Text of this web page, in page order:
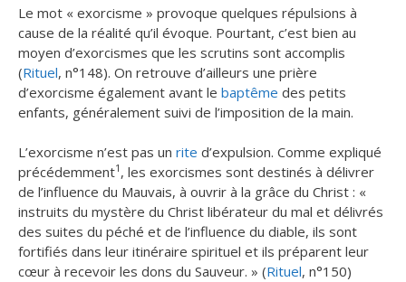
Le mot « exorcisme » provoque quelques répulsions à
cause de la réalité qu’il évoque. Pourtant, c’est bien au
moyen d’exorcismes que les scrutins sont accomplis
(Rituel, n°148). On retrouve d’ailleurs une prière
d’exorcisme également avant le baptême des petits
enfants, généralement suivi de l’imposition de la main.
L’exorcisme n’est pas un rite d’expulsion. Comme expliqué
précédemment1 , les exorcismes sont destinés à délivrer
de l’influence du Mauvais, à ouvrir à la grâce du Christ : «
instruits du mystère du Christ libérateur du mal et délivrés
des suites du péché et de l’influence du diable, ils sont
fortifiés dans leur itinéraire spirituel et ils préparent leur
cœur à recevoir les dons du Sauveur. » (Rituel, n°150)